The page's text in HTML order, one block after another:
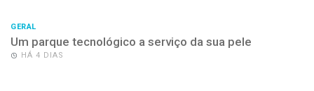
GERAL
Um parque tecnológico a serviço da sua pele
HÁ 4 DIAS